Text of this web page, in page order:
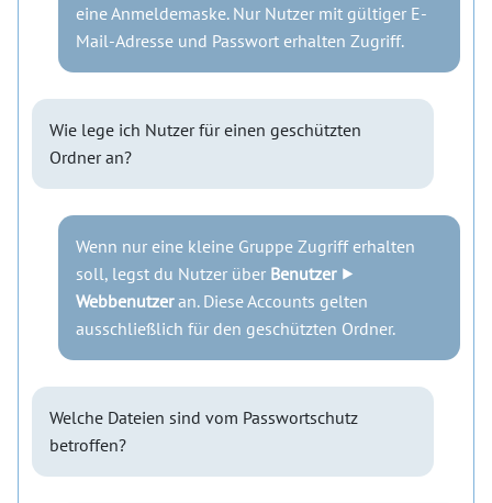
eine Anmeldemaske. Nur Nutzer mit gültiger E-
Mail-Adresse und Passwort erhalten Zugriff.
Wie lege ich Nutzer für einen geschützten
Ordner an?
Wenn nur eine kleine Gruppe Zugriff erhalten
soll, legst du Nutzer über Benutzer⯈
Webbenutzeran. Diese Accounts gelten
ausschließlich für den geschützten Ordner.
Welche Dateien sind vom Passwortschutz
betroffen?